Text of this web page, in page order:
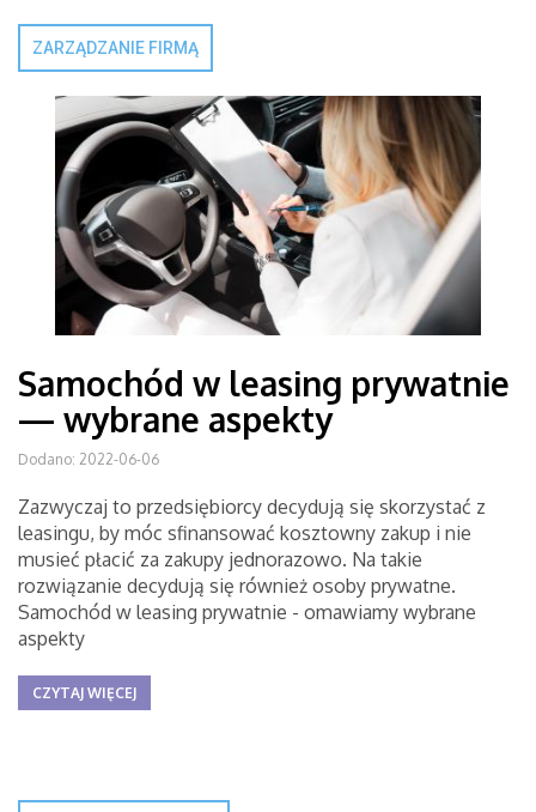
ZARZĄDZANIE FIRMĄ
Samochód w leasing prywatnie
— wybrane aspekty
Dodano: 2022-06-06
Zazwyczaj to przedsiębiorcy decydują się skorzystać z
leasingu, by móc sfinansować kosztowny zakup i nie
musieć płacić za zakupy jednorazowo. Na takie
rozwiązanie decydują się również osoby prywatne.
Samochód w leasing prywatnie - omawiamy wybrane
aspekty
CZYTAJ WIĘCEJ